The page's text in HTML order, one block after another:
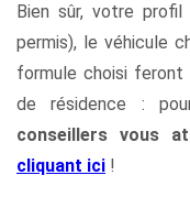
Bien sûr, votre
permis), le véhicule
formule choisi feront
de résidence :
conseillers vous
cliquant ici !